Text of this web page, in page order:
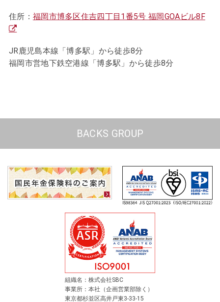
住所： 福岡市博多区住吉四丁目1番5号 福岡GOAビル8F
JR鹿児島本線「博多駅」から徒歩8分
福岡市営地下鉄空港線「博多駅」から徒歩8分
BACKS GROUP
組織名：株式会社SBC
事業所：本社（企画営業部除く）
東京都杉並区高井戸東3-33-15